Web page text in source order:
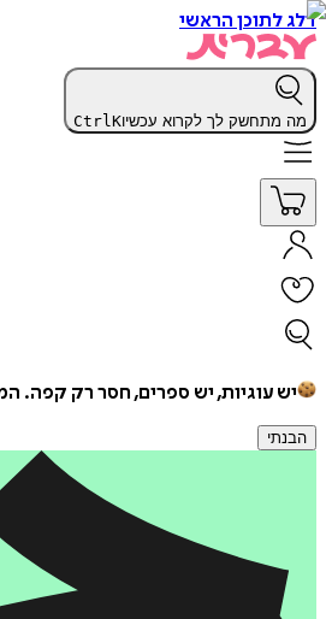
דלג לתוכן הראשי
מה מתחשק לך לקרוא עכשיו CtrlK
יש עוגיות, יש ספרים, חסר רק קפה.
הבנתי